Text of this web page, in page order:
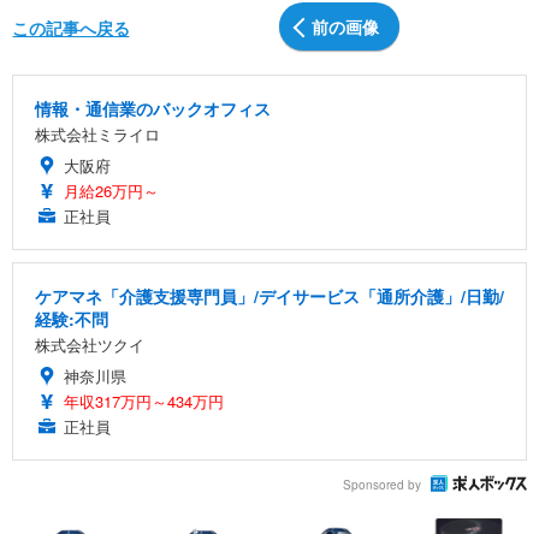
前の画像
この記事へ戻る
情報・通信業のバックオフィス
株式会社ミライロ
大阪府
月給26万円～
正社員
ケアマネ「介護支援専門員」/デイサービス「通所介護」/日勤/
経験:不問
株式会社ツクイ
神奈川県
年収317万円～434万円
正社員
Sponsored by